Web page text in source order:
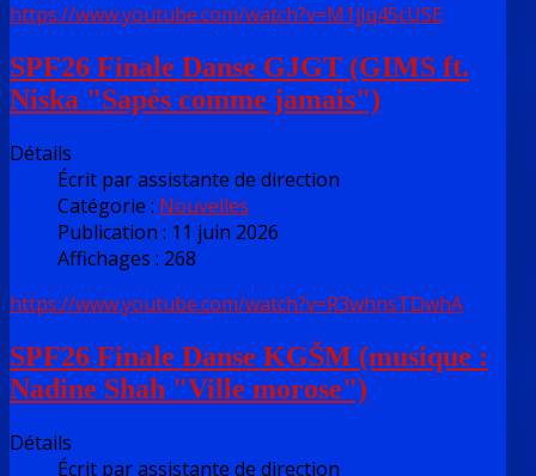
https://www.youtube.com/watch?v=M1jJq45cUSE
SPF26 Finale Danse GJGT (GIMS ft.
Niska "Sapés comme jamais")
Détails
Écrit parassistante de direction
Catégorie : Nouvelles
Publication : 11 juin 2026
Affichages : 268
https://www.youtube.com/watch?v=R3whnsTDwhA
SPF26 Finale Danse KGŠM (musique :
Nadine Shah "Ville morose")
Détails
Écrit parassistante de direction